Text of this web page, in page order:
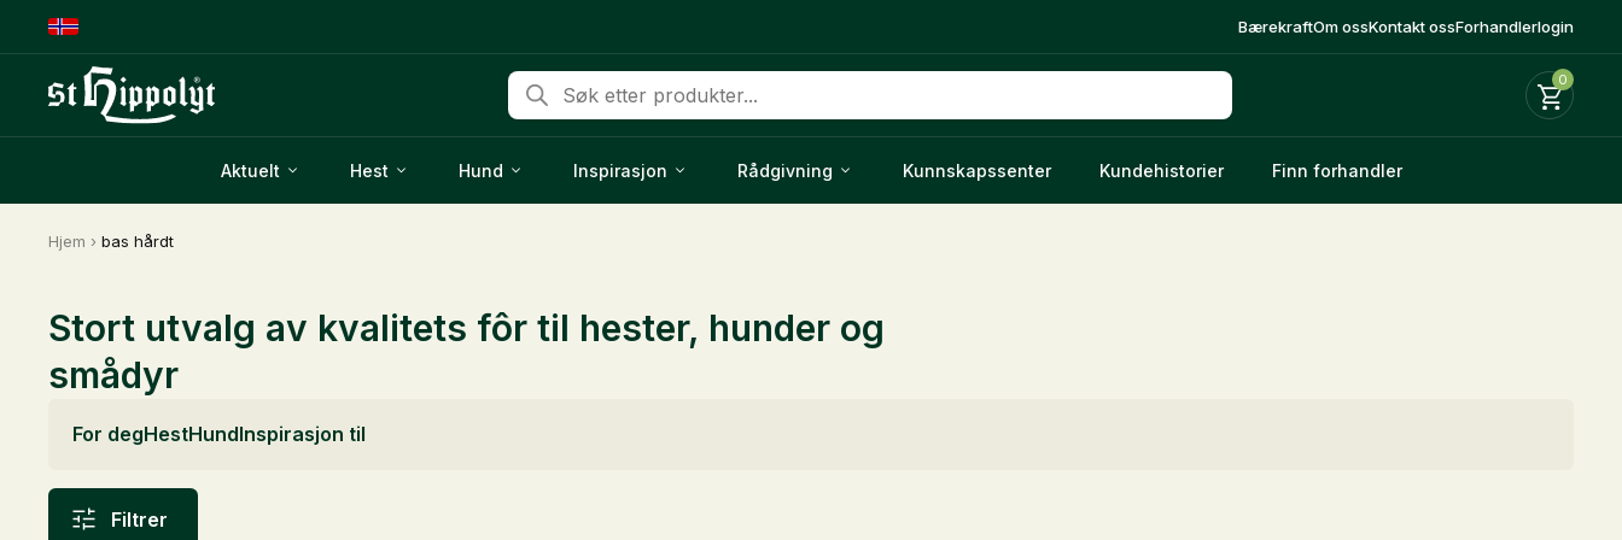
BærekraftOm ossKontakt ossForhandlerlogin
Products
search
0
Aktuelt Hest Hund Inspirasjon Rådgivning Kunnskapssenter Kundehistorier Finn forhandler
Hjem › bas hårdt
Stort utvalg av kvalitets fôr til hester, hunder og
smådyr
For degHestHundInspirasjon til
Filtrer